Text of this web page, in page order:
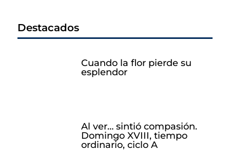
Destacados
Cuando la flor pierde su
esplendor
Al ver… sintió compasión.
Domingo XVIII, tiempo
ordinario, ciclo A